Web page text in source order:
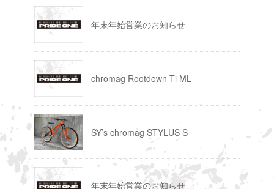
年末年始営業のお知らせ
chromag Rootdown Ti ML
SY’s chromag STYLUS S
年末年始営業のお知らせ